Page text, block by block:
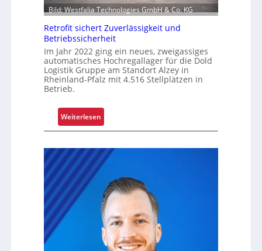
l
l
e
n
e
r
u
n
g
u
m
a
s
s
e
n
d
m
o
d
e
r
n
Bild: Westfalia Technologies GmbH & Co. KG
Retrofit sichert Zuverlässigkeit und
Betriebssicherheit
Im Jahr 2022 ging ein neues, zweigassiges
automatisches Hochregallager für die Dold
Logistik Gruppe am Standort Alzey in
Rheinland-Pfalz mit 4.516 Stellplätzen in
Betrieb.
Weiterlesen:
R
t
r
i
t
s
i